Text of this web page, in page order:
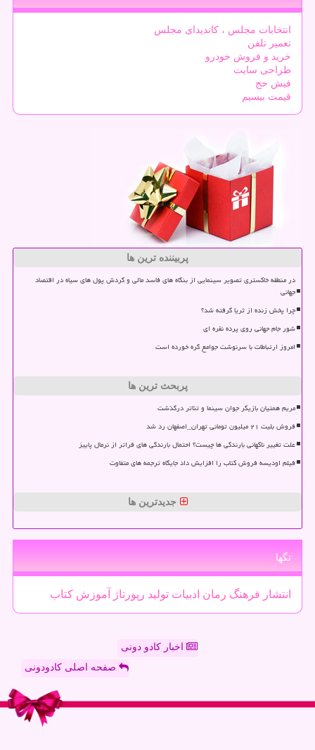
انتخابات مجلس ، کاندیدای مجلس
تعمیر تلفن
خرید و فروش خودرو
طراحی سایت
فیش حج
قیمت بیسیم
پربیننده ترین ها
در منطقه خاکستری تصویر سینمایی از بنگاه های فاسد مالی و گردش پول های سیاه در اقتصاد
جهانی
چرا پخش زنده از ثریا گرفته شد؟
شور جام جهانی روی پرده نقره ای
امروز ارتباطات با سرنوشت جوامع گره خورده است
پربحث ترین ها
مریم همتیان بازیگر جوان سینما و تئاتر درگذشت
فروش بلیت ۲۱ میلیون تومانی تهران_اصفهان رد شد
علت تغییر ناگهانی بارندگی ها چیست؟ احتمال بارندگی های فراتر از نرمال پاییز
فیلم اودیسه فروش کتاب را افزایش داد جایگاه ترجمه های متفاوت
جدیدترین ها
تگها
انتشار فرهنگ رمان ادبیات تولید رپورتاژ آموزش كتاب
اخبار کادو دونی
صفحه اصلی کادودونی